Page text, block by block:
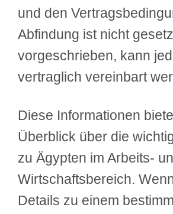
und den
Abfindung ist nicht
vorgeschrieben, kann
vertraglich vereinbart
Diese Informationen
Überblick über die
zu Ägypten im Arbeits-
Wirtschaftsbereich.
Details zu einem